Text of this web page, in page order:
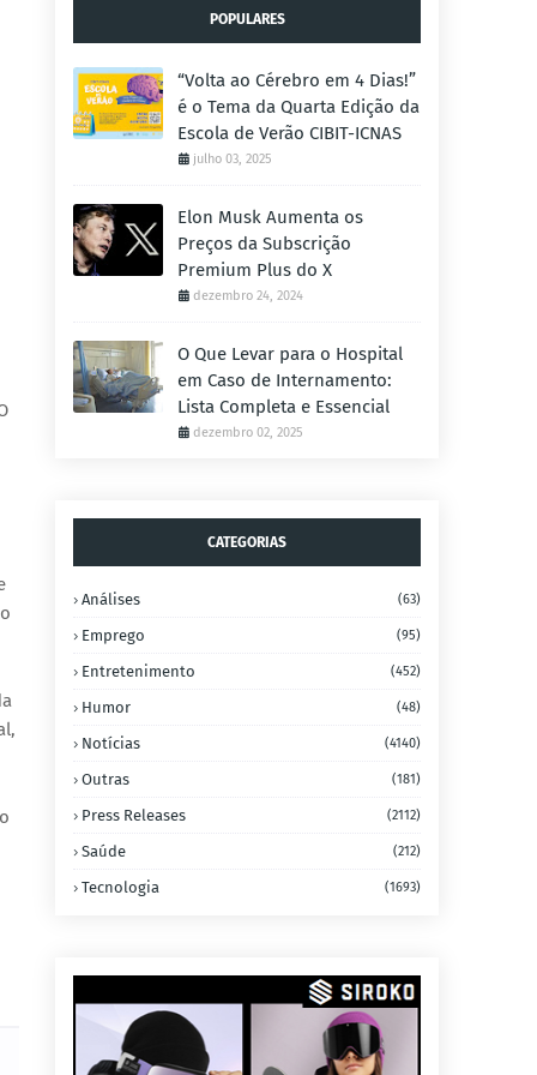
,
POPULARES
“Volta ao Cérebro em 4 Dias!”
é o Tema da Quarta Edição da
Escola de Verão CIBIT-ICNAS
julho 03, 2025
Elon Musk Aumenta os
Preços da Subscrição
Premium Plus do X
dezembro 24, 2024
O Que Levar para o Hospital
em Caso de Internamento:
Lista Completa e Essencial
dezembro 02, 2025
CATEGORIAS
Análises (63)
Emprego (95)
Entretenimento (452)
Humor (48)
Notícias (4140)
Outras (181)
Press Releases (2112)
Saúde (212)
Tecnologia (1693)